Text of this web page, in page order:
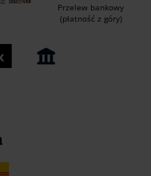
Przelew bankowy
(płatność z góry)